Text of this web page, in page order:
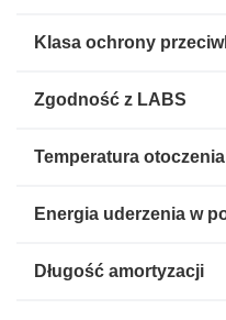
Klasa ochrony
Zgodność z LABS
Temperatura otoczenia
Energia uderzenia w
Długość amortyzacji